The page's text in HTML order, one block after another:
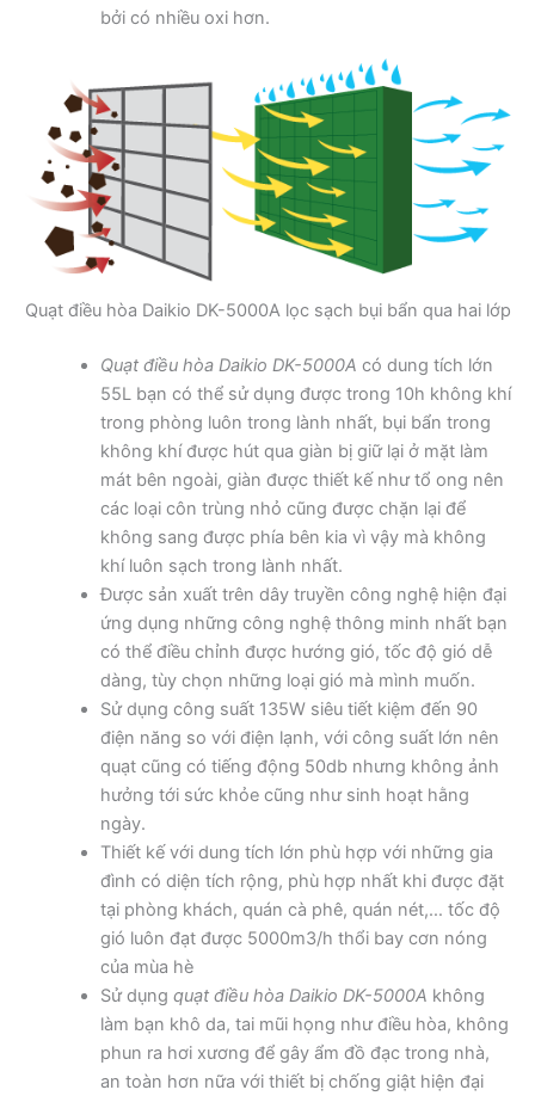
bởi có nhiều oxi hơn.
Quạt điều hòa Daikio DK-5000A lọc sạch bụi bẩn qua hai lớp
Quạt điều hòa Daikio DK-5000A có dung tích lớn
55L bạn có thể sử dụng được trong 10h không khí
trong phòng luôn trong lành nhất, bụi bẩn trong
không khí được hút qua giàn bị giữ lại ở mặt làm
mát bên ngoài, giàn được thiết kế như tổ ong nên
các loại côn trùng nhỏ cũng được chặn lại để
không sang được phía bên kia vì vậy mà không
khí luôn sạch trong lành nhất.
Được sản xuất trên dây truyền công nghệ hiện đại
ứng dụng những công nghệ thông minh nhất bạn
có thể điều chỉnh được hướng gió, tốc độ gió dễ
dàng, tùy chọn những loại gió mà mình muốn.
Sử dụng công suất 135W siêu tiết kiệm đến 90
điện năng so với điện lạnh, với công suất lớn nên
quạt cũng có tiếng động 50db nhưng không ảnh
hưởng tới sức khỏe cũng như sinh hoạt hằng
ngày.
Thiết kế với dung tích lớn phù hợp với những gia
đình có diện tích rộng, phù hợp nhất khi được đặt
tại phòng khách, quán cà phê, quán nét,… tốc độ
gió luôn đạt được 5000m3/h thổi bay cơn nóng
của mùa hè
Sử dụng quạt điều hòa Daikio DK-5000A không
làm bạn khô da, tai mũi họng như điều hòa, không
phun ra hơi xương để gây ẩm đồ đạc trong nhà,
an toàn hơn nữa với thiết bị chống giật hiện đại